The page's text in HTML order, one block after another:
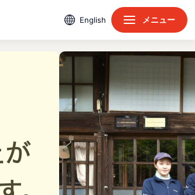
English メニュー